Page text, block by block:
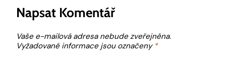
Napsat Komentář
Vaše e-mailová adresa nebude zveřejněna.
Vyžadované informace jsou označeny *